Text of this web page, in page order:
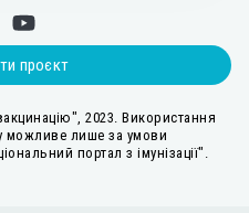
проєкт
2023. Використання
можливе лише за умови
портал з імунізації".